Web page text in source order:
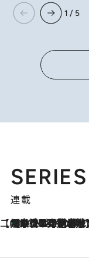
1 / 5
SERIES
連載
【CREA×星野リゾート】唯一無二。癒し
2026.8.7
【トンボの足水浴】ヒノキの香りに包まれて涼感マックス！約13℃の湧水かけ流しを避